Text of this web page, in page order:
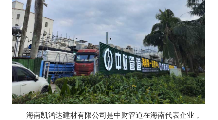
海南凯鸿达建材有限公司是中财管道在海南代表企业，